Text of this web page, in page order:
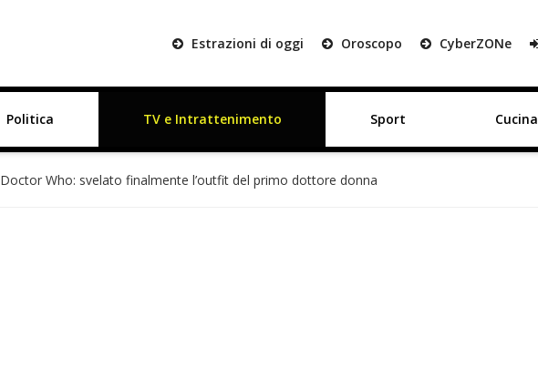
Estrazioni di oggi Oroscopo CyberZONe
Politica TV e Intrattenimento Sport Cucina
Doctor Who: svelato finalmente l’outfit del primo dottore donna